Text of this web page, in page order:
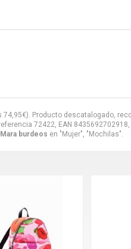
74,95€). Producto descatalogado,
72422, EAN
burdeos en "Mujer", "Mochilas".